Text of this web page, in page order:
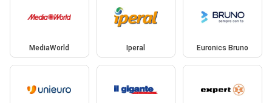
MediaWorld Iperal Euronics Bruno